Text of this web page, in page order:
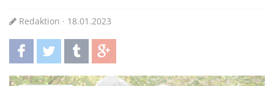
Redaktion · 18.01.2023
teilentwittern teilen teilen